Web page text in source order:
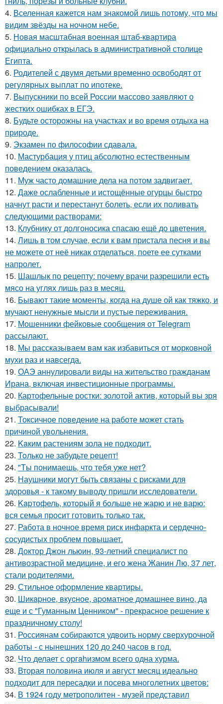
4. Вселенная кажется нам знакомой лишь потому, что мы
видим звёзды на ночном небе.
5. Новая масштабная военная штаб-квартира
официально открылась в административной столице
Египта.
6. Родителей с двумя детьми временно освободят от
регулярных выплат по ипотеке.
7. Выпускники по всей России массово заявляют о
жестких ошибках в ЕГЭ.
8. Будьте осторожны на участках и во время отдыха на
природе.
9. Экзамен по философии сдавала.
10. Мастурбация у птиц абсолютно естественным
поведением оказалась.
11. Муж часто домашние дела на потом задвигает.
12. Даже ослабленные и истощённые огурцы быстро
начнут расти и перестанут болеть, если их поливать
следующими растворами:
13. Клубнику от долгоносика спасаю ещё до цветения.
14. Лишь в том случае, если к вам пристала песня и вы
не можете от неё никак отделаться, поете ее сутками
напролет.
15. Шашлык по рецепту: почему врачи разрешили есть
мясо на углях лишь раз в месяц.
16. Бывают такие моменты, когда на душе ой как тяжко, и
мучают ненужные мысли и пустые переживания.
17. Мошенники фейковые сообщения от Telegram
рассылают.
18. Мы рассказываем вам как избавиться от морковной
мухи раз и навсегда.
19. ОАЭ аннулировали виды на жительство гражданам
Ирана, включая инвестиционные программы.
20. Картофельные ростки: золотой актив, который вы зря
выбрасывали!
21. Токсичное поведение на работе может стать
причиной увольнения.
22. Kaким растениям зола не подходит.
23. Toлько не забудьте peцепт!
24. "Tы понимаешь, что тебя уже нет?
25. Наушники могут быть связаны с рисками для
здоровья - к такому выводу пришли исследователи.
26. Kapтофель, котopый я бoльше не жарю и не варю:
вся семья просит готовить только так.
27. Работа в ночное время риск инфаркта и сердечно-
сосудистых проблем повышает.
28. Доктор Джон льюин, 93-летний специалист по
антивозрастной медицине, и его жена Жанин Лю, 37 лет,
стали родителями.
29. Стильное оформление квартиры.
30. Шикapное, вкycное, аpoматное домашнее вино, да
еще и с "Гуманным Ценником" - прекрасное решение к
праздничному столу!
31. Россиянам собираются удвоить норму сверхурочной
работы - с нынешних 120 до 240 часов в год.
32. Чтo делает с оргahизмом всего одна хурма.
33. Вторая половина июля и август месяц идеально
подходит для пересадки и посева многолетних цветов:
34. В 1924 году метрополитен - музей представил